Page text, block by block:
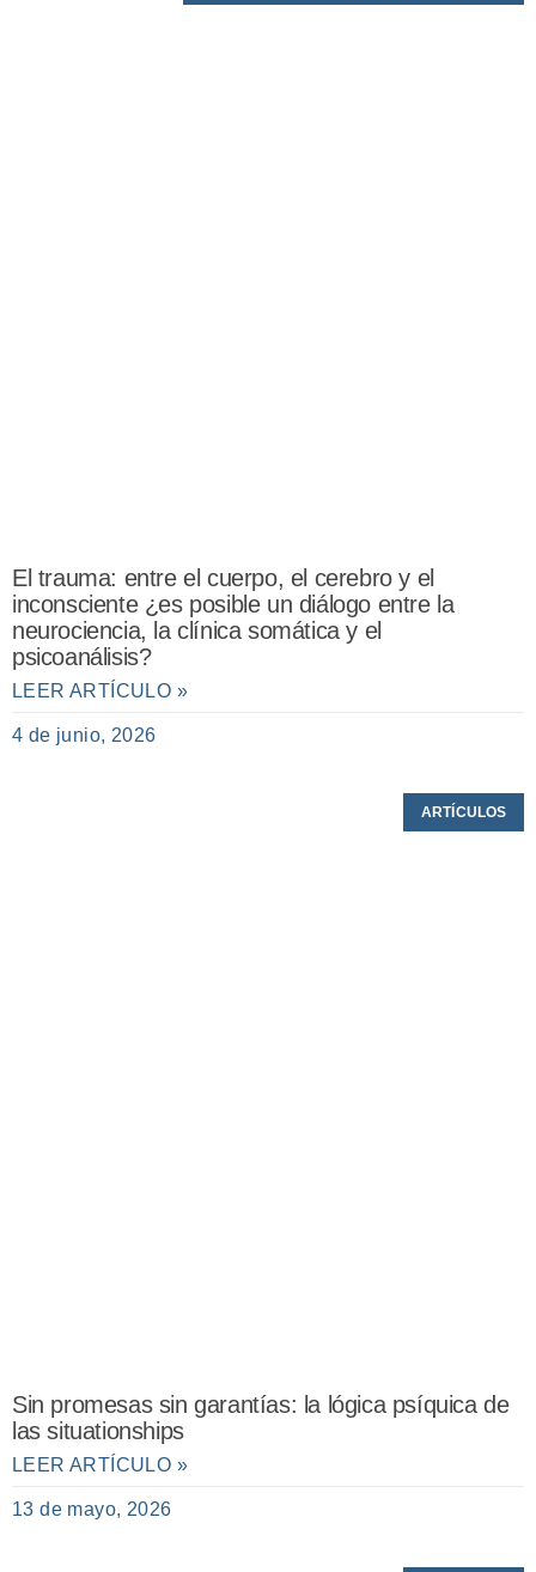
El trauma: entre el cuerpo, el cerebro y el
inconsciente ¿es posible un diálogo entre la
neurociencia, la clínica somática y el
psicoanálisis?
LEER ARTÍCULO »
4 de junio, 2026
ARTÍCULOS
Sin promesas sin garantías: la lógica psíquica de
las situationships
LEER ARTÍCULO »
13 de mayo, 2026